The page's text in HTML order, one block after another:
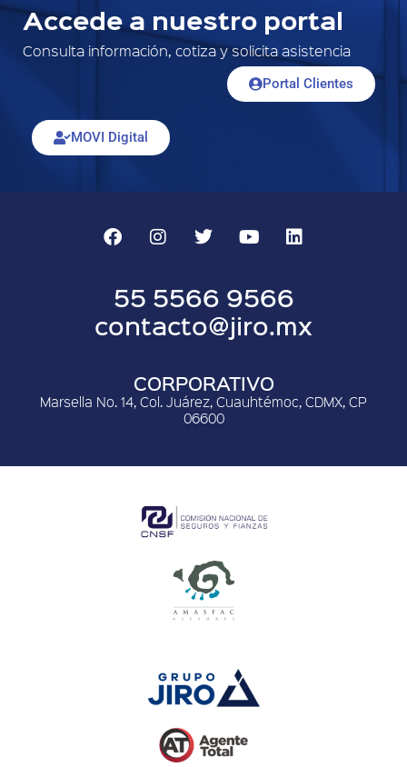
Accede a nuestro portal
Consulta información, cotiza y solicita asistencia
Portal Clientes
MOVI Digital
55 5566 9566
contacto@jiro.mx
CORPORATIVO
Marsella No. 14, Col. Juárez, Cuauhtémoc, CDMX, CP
06600